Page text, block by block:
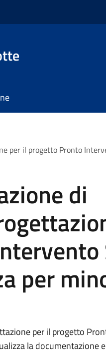
per il progetto Pronto
di
per
per il progetto
la documentazione